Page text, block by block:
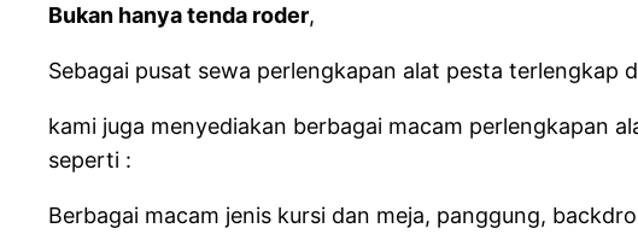
Bukan hanya tenda roder,
Sebagai pusat sewa perlengkapan alat pesta terlengkap
kami juga menyediakan berbagai macam perlengkapan
seperti :
Berbagai macam jenis kursi dan meja, panggung,